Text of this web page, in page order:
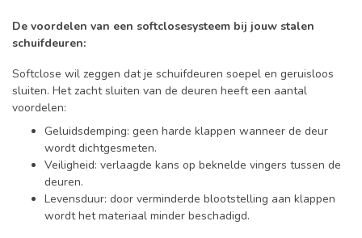
De voordelen van een softclosesysteem bij jouw stalen
schuifdeuren:
Softclose wil zeggen dat je schuifdeuren soepel en geruisloos
sluiten. Het zacht sluiten van de deuren heeft een aantal
voordelen:
Geluidsdemping: geen harde klappen wanneer de deur
wordt dichtgesmeten.
Veiligheid: verlaagde kans op beknelde vingers tussen de
deuren.
Levensduur: door verminderde blootstelling aan klappen
wordt het materiaal minder beschadigd.